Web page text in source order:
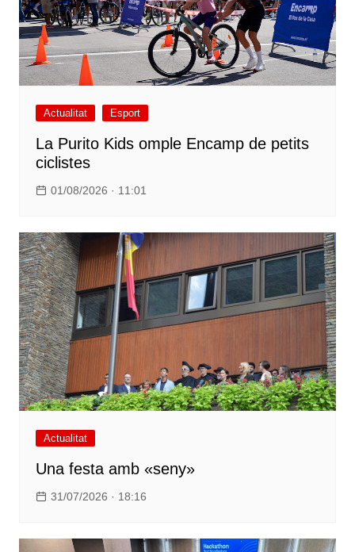
Actualitat Esport
La Purito Kids omple Encamp de petits
ciclistes
01/08/2026 · 11:01
Actualitat
Una festa amb «seny»
31/07/2026 · 18:16